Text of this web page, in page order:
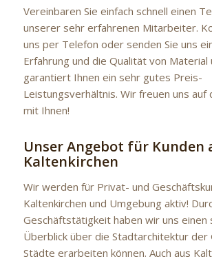
Vereinbaren Sie einfach schnell einen
unserer sehr erfahrenen Mitarbeiter.
uns per Telefon oder senden Sie uns
Erfahrung und die Qualität von Material
garantiert Ihnen ein sehr gutes Preis-
Leistungsverhältnis. Wir freuen uns auf
mit Ihnen!
Unser Angebot für Kunden
Kaltenkirchen
Wir werden für Privat- und
Kaltenkirchen und Umgebung aktiv!
Geschäftstätigkeit haben wir uns einen
Überblick über die Stadtarchitektur der
Städte erarbeiten können. Auch aus